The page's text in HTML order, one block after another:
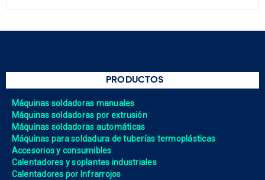
PRODUCTOS
Máquinas soldadoras manuales
Máquinas soldadoras por extrusión
Máquinas soldadoras automáticas
Máquinas para soldadura de tuberías termoplásticas
Accesorios y consumibles
Calentadores y soplantes industriales
Calentadores por Infrarrojos